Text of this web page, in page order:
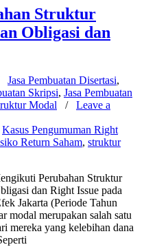
Struktur
Obligasi dan
Jasa Pembuatan Disertasi,
Skripsi, Jasa Pembuatan
Modal / Leave a
Kasus Pengumuman Right
Return Saham, struktur
Perubahan Struktur
dan Right Issue pada
Jakarta (Periode Tahun
modal merupakan salah satu
mereka yang kelebihan dana